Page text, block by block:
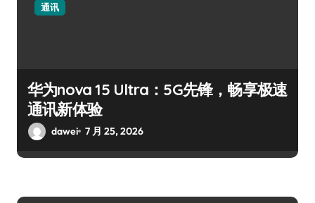
通讯
华为nova 15 Ultra：5G先锋，畅享极速
通讯新体验
dawei 7 月 25, 2026